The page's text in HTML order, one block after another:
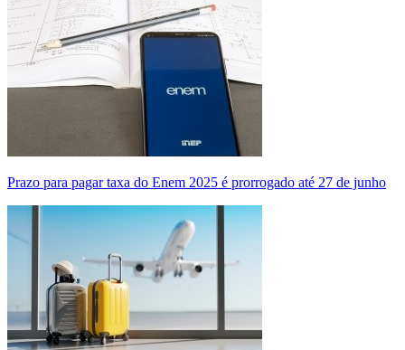
Prazo para pagar taxa do Enem 2025 é prorrogado até 27 de junho